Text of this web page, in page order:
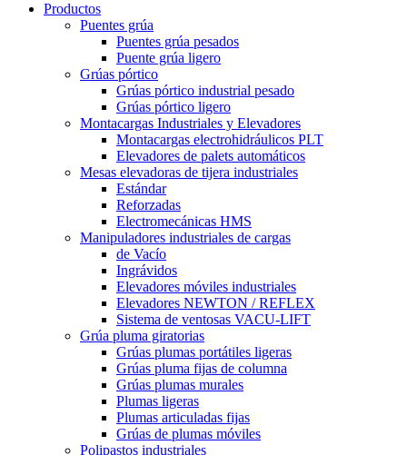
Productos
Puentes grúa
Puentes grúa pesados
Puente grúa ligero
Grúas pórtico
Grúas pórtico industrial pesado
Grúas pórtico ligero
Montacargas Industriales y Elevadores
Montacargas electrohidráulicos PLT
Elevadores de palets automáticos
Mesas elevadoras de tijera industriales
Estándar
Reforzadas
Electromecánicas HMS
Manipuladores industriales de cargas
de Vacío
Ingrávidos
Elevadores móviles industriales
Elevadores NEWTON / REFLEX
Sistema de ventosas VACU-LIFT
Grúa pluma giratorias
Grúas plumas portátiles ligeras
Grúas pluma fijas de columna
Grúas plumas murales
Plumas ligeras
Plumas articuladas fijas
Grúas de plumas móviles
Polipastos industriales